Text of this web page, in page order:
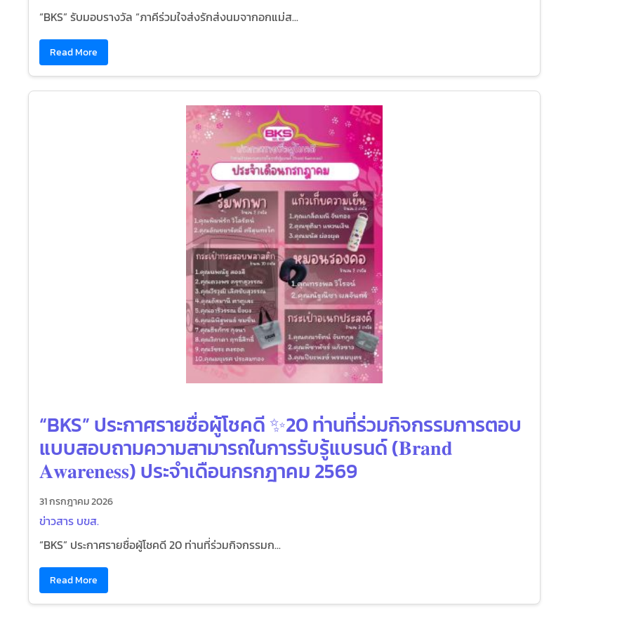
“BKS” รับมอบรางวัล “ภาคีร่วมใจส่งรักส่งนมจากอกแม่ส...
Read More
“BKS” ประกาศรายชื่อผู้โชคดี ✨20 ท่านที่ร่วมกิจกรรมการตอบ
แบบสอบถามความสามารถในการรับรู้แบรนด์ (𝐁𝐫𝐚𝐧𝐝
𝐀𝐰𝐚𝐫𝐞𝐧𝐞𝐬𝐬) ประจำเดือนกรกฎาคม 2569
31 กรกฎาคม 2026
ข่าวสาร บขส.
“BKS” ประกาศรายชื่อผู้โชคดี 20 ท่านที่ร่วมกิจกรรมก...
Read More